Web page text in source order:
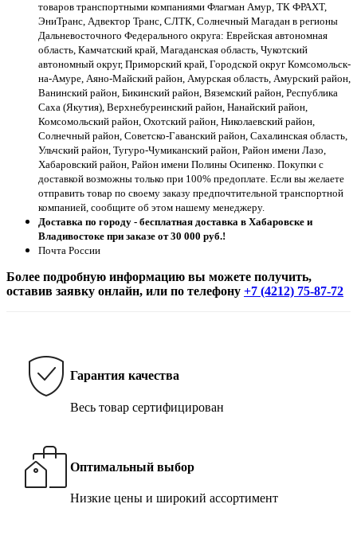
товаров транспортными компаниями Флагман Амур, ТК ФРАХТ,
ЭниТранс, Адвектор Транс, СЛТК, Солнечный Магадан в регионы
Дальневосточного Федерального округа: Еврейская автономная
область, Камчатский край, Магаданская область, Чукотский
автономный округ, Приморский край, Городской округ Комсомольск-
на-Амуре, Аяно-Майский район, Амурская область, Амурский район,
Ванинский район, Бикинский район, Вяземский район, Республика
Саха (Якутия), Верхнебуреинский район, Нанайский район,
Комсомольский район, Охотский район, Николаевский район,
Солнечный район, Советско-Гаванский район, Сахалинская область,
Ульчский район, Тугуро-Чумиканский район, Район имени Лазо,
Хабаровский район, Район имени Полины Осипенко. Покупки с
доставкой возможны только при 100% предоплате. Если вы желаете
отправить товар по своему заказу предпочтительной транспортной
компанией, сообщите об этом нашему менеджеру.
Доставка по городу - бесплатная доставка в Хабаровске и
Владивостоке при заказе от 30 000 руб.!
Почта России
Более подробную информацию вы можете получить,
оставив заявку онлайн, или по телефону +7 (4212) 75-87-72
Гарантия качества
Весь товар сертифицирован
Оптимальный выбор
Низкие цены и широкий ассортимент